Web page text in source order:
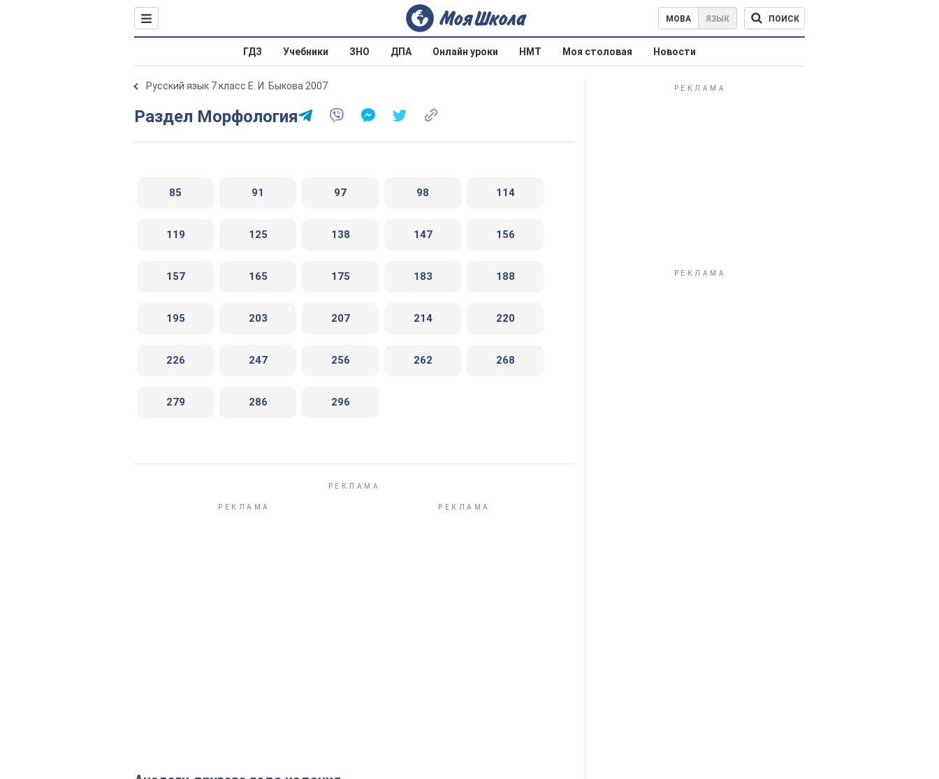
МОВА ЯЗЫК ПОИСК
ГДЗ Учебники ЗНО ДПА Онлайн уроки НМТ Моя столовая Новости
Русский язык 7 класс Е. И. Быкова 2007
Раздел Морфология
85 91 97 98 114
119 125 138 147 156
157 165 175 183 188
195 203 207 214 220
226 247 256 262 268
279 286 296